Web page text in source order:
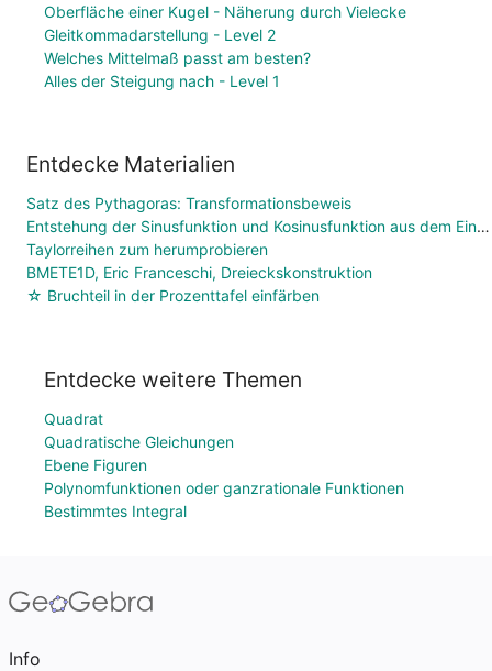
Oberfläche einer Kugel - Näherung durch Vielecke
Gleitkommadarstellung - Level 2
Welches Mittelmaß passt am besten?
Alles der Steigung nach - Level 1
Entdecke Materialien
Satz des Pythagoras: Transformationsbeweis
Entstehung der Sinusfunktion und Kosinusfunktion aus dem Einheitskreis
Taylorreihen zum herumprobieren
BMETE1D, Eric Franceschi, Dreieckskonstruktion
☆ Bruchteil in der Prozenttafel einfärben
Entdecke weitere Themen
Quadrat
Quadratische Gleichungen
Ebene Figuren
Polynomfunktionen oder ganzrationale Funktionen
Bestimmtes Integral
Info